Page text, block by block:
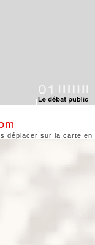
déplacer sur la carte en